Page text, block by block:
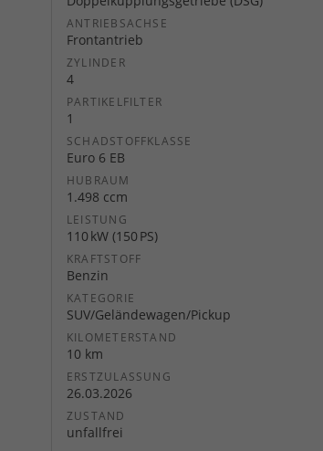
ANTRIEBSACHSE
Frontantrieb
ZYLINDER
4
PARTIKELFILTER
1
SCHADSTOFFKLASSE
Euro 6 EB
HUBRAUM
1.498 ccm
LEISTUNG
110 kW (150 PS)
KRAFTSTOFF
Benzin
KATEGORIE
SUV/Geländewagen/Pickup
KILOMETERSTAND
10 km
ERSTZULASSUNG
26.03.2026
ZUSTAND
unfallfrei